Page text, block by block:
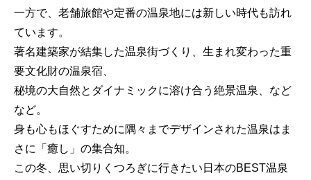
一方で、老舗旅館や定番の温泉地には新しい時代も訪れ
ています。
著名建築家が結集した温泉街づくり、生まれ変わった重
要文化財の温泉宿、
秘境の大自然とダイナミックに溶け合う絶景温泉、など
など。
身も心もほぐすために隅々までデザインされた温泉はま
さに「癒し」の集合知。
この冬、思い切りくつろぎに行きたい日本のBEST温泉